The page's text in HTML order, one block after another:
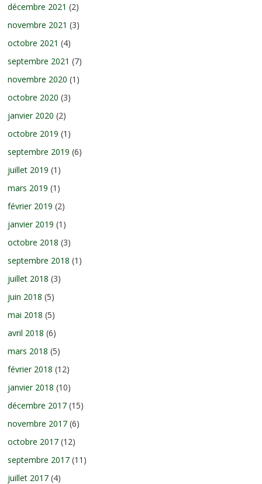
décembre 2021 (2)
novembre 2021 (3)
octobre 2021 (4)
septembre 2021 (7)
novembre 2020 (1)
octobre 2020 (3)
janvier 2020 (2)
octobre 2019 (1)
septembre 2019 (6)
juillet 2019 (1)
mars 2019 (1)
février 2019 (2)
janvier 2019 (1)
octobre 2018 (3)
septembre 2018 (1)
juillet 2018 (3)
juin 2018 (5)
mai 2018 (5)
avril 2018 (6)
mars 2018 (5)
février 2018 (12)
janvier 2018 (10)
décembre 2017 (15)
novembre 2017 (6)
octobre 2017 (12)
septembre 2017 (11)
juillet 2017 (4)